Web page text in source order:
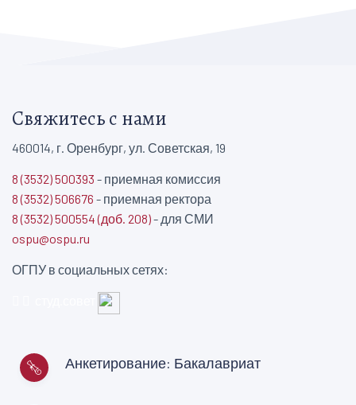
Свяжитесь с нами
460014, г. Оренбург, ул. Советская, 19
8 (3532) 500393 - приемная комиссия
8 (3532) 506676 - приемная ректора
8 (3532) 500554 (доб. 208)- для СМИ
ospu@ospu.ru
ОГПУ в социальных сетях:
Анкетирование: Бакалавриат